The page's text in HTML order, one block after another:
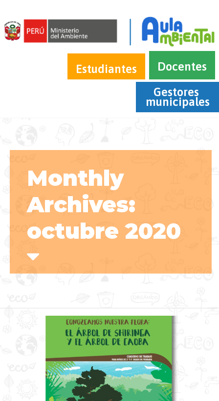
Estudiantes
Docentes
Gestores
municipales
Monthly
Archives:
octubre 2020